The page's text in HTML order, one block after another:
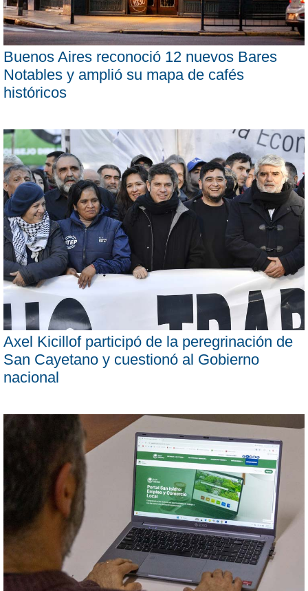
Buenos Aires reconoció 12 nuevos Bares
Notables y amplió su mapa de cafés
históricos
Axel Kicillof participó de la peregrinación de
San Cayetano y cuestionó al Gobierno
nacional